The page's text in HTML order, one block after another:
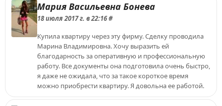
Мария Васильевна Бонева
18 июля 2017 г. в 22:16 #
Купила квартиру через эту фирму. Сделку проводила
Марина Владимировна. Хочу выразить ей
благодарность за оперативную и профессиональную
работу. Все документы она подготовила очень быстро,
я даже не ожидала, что за такое короткое время
можно приобрести квартиру. Я довольна ее работой.